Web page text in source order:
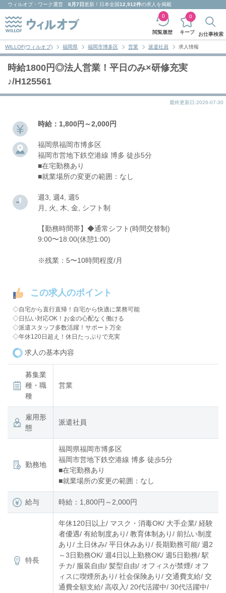
ウィルオブ・ワーク運営 8月7日更新！日本全国12,912件の求人を掲載
閲覧履歴
0
キープ
0
お仕事検索
WILLOF(ウィルオブ) 福岡県 福岡市博多区 営業 派遣社員 求人情報
時給1800円◎法人営業！平日のみ×研修充実
♪/H125561
最終更新日:2026-07-30
時給：1,800円～2,000円
福岡県福岡市博多区
福岡市営地下鉄空港線 博多 徒歩5分
■在宅勤務あり
■就業場所の変更の範囲：なし
週3, 週4, 週5
月, 火, 木, 金, シフト制
【勤務時間帯】◆通常シフト(時間交替制)
9:00〜18:00(休憩1:00)
※残業：5〜10時間程度/月
この求人のポイント
◇自宅から直行直帰！自宅から快適に業務可能
◇日払い対応OK！お金の心配なく働ける
◇派遣スタッフ多数活躍！サポート万全
◇年休120日超え！休日たっぷりで充実
求人の基本内容
募集業
種・職
種
営業
雇用形
態
派遣社員
勤務地
福岡県福岡市博多区
福岡市営地下鉄空港線 博多 徒歩5分
■在宅勤務あり
■就業場所の変更の範囲：なし
給与 時給：1,800円～2,000円
特長
年休120日以上/ マスク・消毒OK/ 大手企業/ 経験
者優遇/ 有給制度あり/ 教育体制あり/ 前払い制度
あり/ 土日休み/ 平日休みあり/ 長期勤務可能/ 週2
～3日勤務OK/ 週4日以上勤務OK/ 週5日勤務/ 駅
チカ/ 服装自由/ 髪型自由/ オフィスが禁煙/ オフ
ィスに喫煙所あり/ 社会保険あり/ 交通費支給/ 交
通費全額支給/ 高収入/ 20代活躍中/ 30代活躍中/